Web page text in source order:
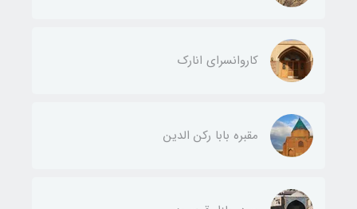
کاروانسرای انارک
مقبره بابا رکن الدین